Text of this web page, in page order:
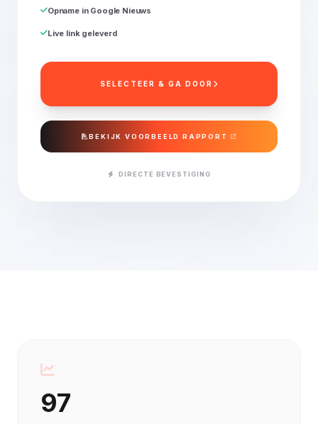
Opname in Google Nieuws
Live link geleverd
SELECTEER & GA DOOR
BEKIJK VOORBEELD RAPPORT
DIRECTE BEVESTIGING
97